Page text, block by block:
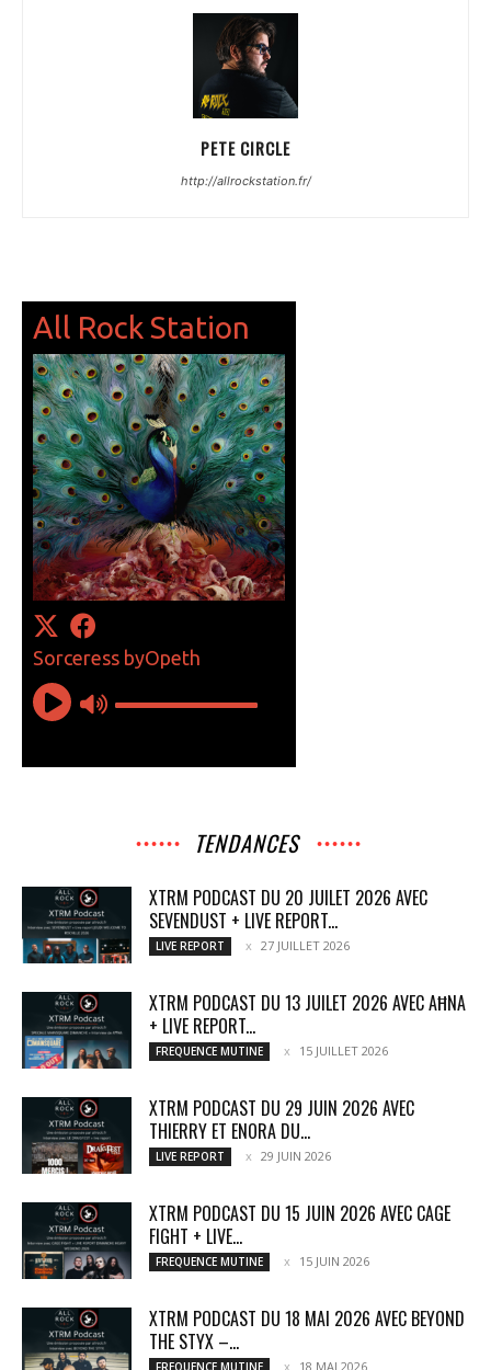
PETE CIRCLE
http://allrockstation.fr/
TENDANCES
XTRM PODCAST DU 20 JUILET 2026 AVEC
SEVENDUST + LIVE REPORT...
LIVE REPORT 27 JUILLET 2026
XTRM PODCAST DU 13 JUILET 2026 AVEC AĦNA
+ LIVE REPORT...
FREQUENCE MUTINE 15 JUILLET 2026
XTRM PODCAST DU 29 JUIN 2026 AVEC
THIERRY ET ENORA DU...
LIVE REPORT 29 JUIN 2026
XTRM PODCAST DU 15 JUIN 2026 AVEC CAGE
FIGHT + LIVE...
FREQUENCE MUTINE 15 JUIN 2026
XTRM PODCAST DU 18 MAI 2026 AVEC BEYOND
THE STYX –...
18 MAI 2026